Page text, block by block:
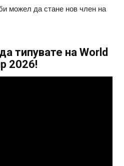
можел да стане нов член на
типувате на World
2026!